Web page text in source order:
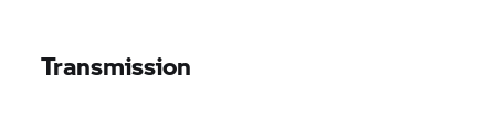
Transmission